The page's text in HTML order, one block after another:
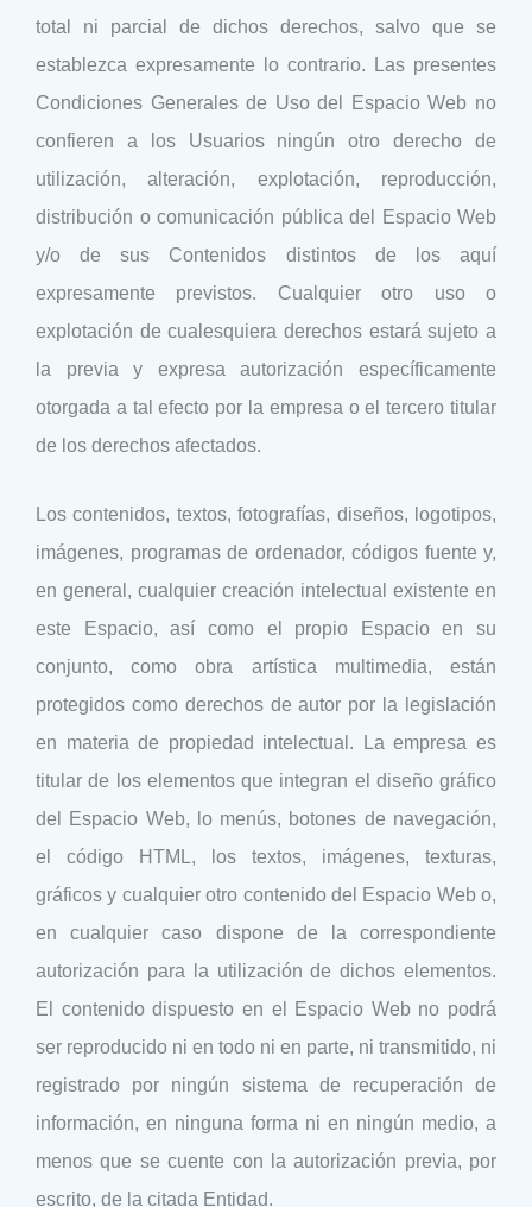
total ni parcial de dichos derechos, salvo que se
establezca expresamente lo contrario. Las presentes
Condiciones Generales de Uso del Espacio Web no
confieren a los Usuarios ningún otro derecho de
utilización, alteración, explotación, reproducción,
distribución o comunicación pública del Espacio Web
y/o de sus Contenidos distintos de los aquí
expresamente previstos. Cualquier otro uso o
explotación de cualesquiera derechos estará sujeto a
la previa y expresa autorización específicamente
otorgada a tal efecto por la empresa o el tercero titular
de los derechos afectados.
Los contenidos, textos, fotografías, diseños, logotipos,
imágenes, programas de ordenador, códigos fuente y,
en general, cualquier creación intelectual existente en
este Espacio, así como el propio Espacio en su
conjunto, como obra artística multimedia, están
protegidos como derechos de autor por la legislación
en materia de propiedad intelectual. La empresa es
titular de los elementos que integran el diseño gráfico
del Espacio Web, lo menús, botones de navegación,
el código HTML, los textos, imágenes, texturas,
gráficos y cualquier otro contenido del Espacio Web o,
en cualquier caso dispone de la correspondiente
autorización para la utilización de dichos elementos.
El contenido dispuesto en el Espacio Web no podrá
ser reproducido ni en todo ni en parte, ni transmitido, ni
registrado por ningún sistema de recuperación de
información, en ninguna forma ni en ningún medio, a
menos que se cuente con la autorización previa, por
escrito, de la citada Entidad.